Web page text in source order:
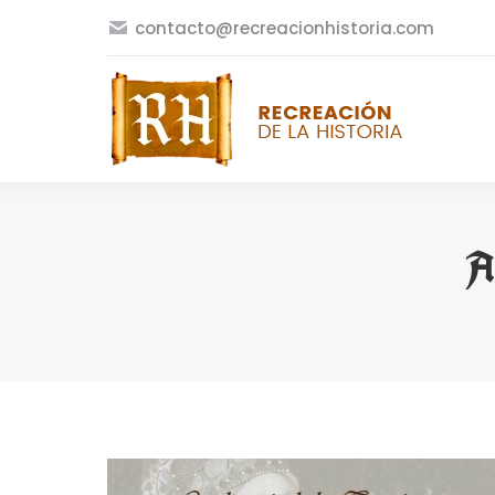
contacto@recreacionhistoria.com